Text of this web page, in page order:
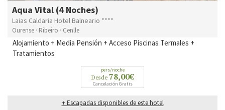
Aqua Vital (4 Noches)
Laias Caldaria Hotel Balneario ****
Ourense · Ribeiro · Cenlle
Alojamiento + Media Pensión + Acceso Piscinas Termales +
Tratamientos
pers/noche
Desde 78,00€
Cancelación Gratis
+ Escapadas disponibles de este hotel